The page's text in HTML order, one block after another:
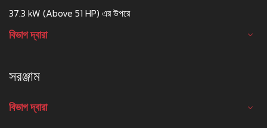
37.3 kW (Above 51 HP) এর উপরে
বিভাগ দ্বারা
সরঞ্জাম
বিভাগ দ্বারা